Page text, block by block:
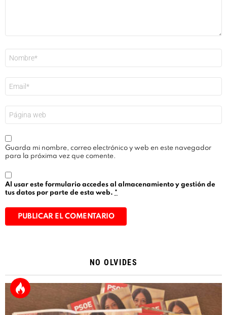
electrónico
*
Guarda mi nombre, correo electrónico y web en este navegador
para la próxima vez que comente.
Al usar este formulario accedes al almacenamiento y gestión de
tus datos por parte de esta web. *
NO OLVIDES